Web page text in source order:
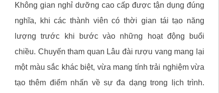
Không gian nghỉ dưỡng cao cấp được tận dụng đúng
nghĩa, khi các thành viên có thời gian tái tạo năng
lượng trước khi bước vào những hoạt động buổi
chiều. Chuyến tham quan Lâu đài rượu vang mang lại
một màu sắc khác biệt, vừa mang tính trải nghiệm vừa
tạo thêm điểm nhấn về sự đa dạng trong lịch trình.